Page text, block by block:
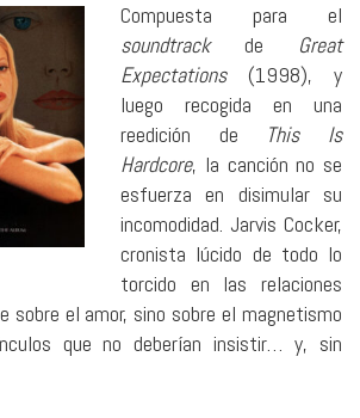
Compuesta para el
soundtrack de Great
Expectations (1998), y
luego recogida en una
reedición de
This Is
Hardcore, la canción no se
esfuerza en disimular su
incomodidad. Jarvis Cocker,
cronista lúcido de todo lo
torcido en las relaciones
sobre el amor, sino sobre el magnetismo
que no deberían insistir… y, sin